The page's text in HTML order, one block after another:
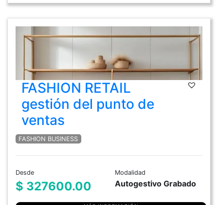
FASHION RETAIL
gestión del punto de
ventas
FASHION BUSINESS
Desde
$ 327600.00
Modalidad
Autogestivo Grabado